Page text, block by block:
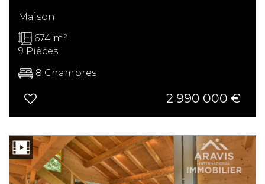
Maison
674 m²
9 Pièces
8 Chambres
2 990 000 €